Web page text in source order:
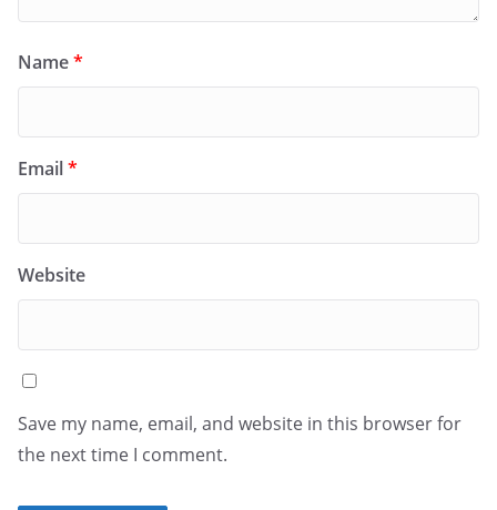
Name*
Email*
Website
Save my name, email, and website in this browser for
the next time I comment.